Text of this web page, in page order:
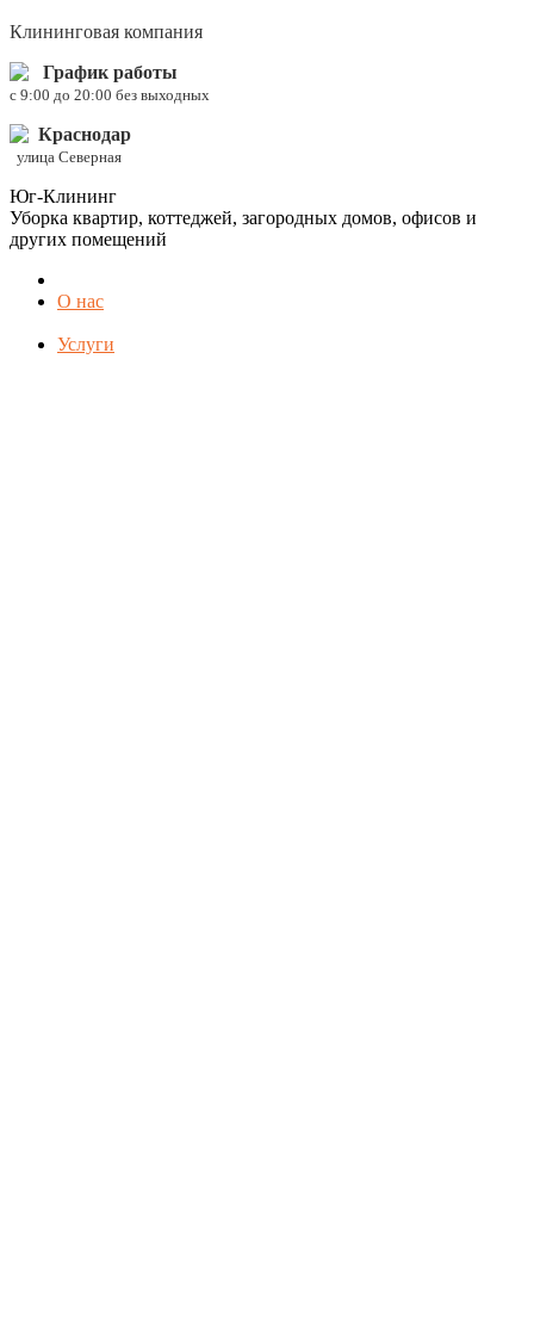
Клининговая компания
График работы
c 9:00 до 20:00 без выходных
Краснодар
улица Северная
Юг-Клининг
Уборка квартир, коттеджей, загородных домов, офисов и
других помещений
О нас
Услуги